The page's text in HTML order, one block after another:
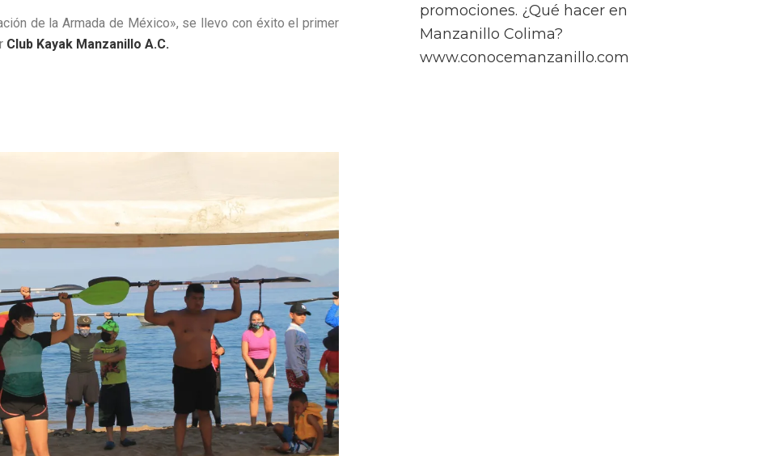
de la Armada de México», se llevo con éxito el primer
Club Kayak Manzanillo A.C.
promociones. ¿Qué hacer en
Manzanillo Colima?
www.conocemanzanillo.com